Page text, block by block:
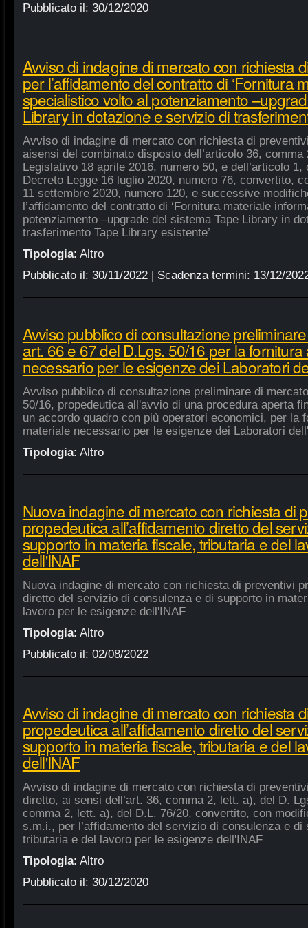
Pubblicato il: 30/12/2020
Avviso di indagine di mercato con richiesta
per l’affidamento del contratto di ‘Fornitura
specialistico volto al potenziamento
Library in dotazione e servizio di
Avviso di indagine di mercato con richiesta di
aisensi del combinato disposto dell’articolo 36,
Legislativo 18 aprile 2016, numero 50, e dell’articolo
Decreto Legge 16 luglio 2020, numero 76, convertito,
11 settembre 2020, numero 120, e successive
l’affidamento del contratto di ‘Fornitura materiale
potenziamento –upgrade del sistema Tape Library in
trasferimento Tape Library esistente’
Tipologia: Altro
Pubblicato il: 30/11/2022| Scadenza termini: 13/12/
Avviso pubblico di consultazione
art. 66 e 67 del D.Lgs. 50/16 per la
necessario per le esigenze dei Laboratori
Avviso pubblico di consultazione preliminare di
50/16, propedeutica all'avvio di una procedura aperta
un accordo quadro con più operatori economici, per la
materiale necessario per le esigenze dei Laboratori
Tipologia: Altro
Nuova indagine di mercato con richiesta di
propedeutica all’affidamento diretto del
supporto in materia fiscale, tributaria e del
dell'INAF
Nuova indagine di mercato con richiesta di preventivi
diretto del servizio di consulenza e di supporto in
lavoro per le esigenze dell'INAF
Tipologia: Altro
Pubblicato il: 02/08/2022
Avviso di indagine di mercato con richiesta
propedeutica all’affidamento diretto del
supporto in materia fiscale, tributaria e del
dell'INAF
Avviso di indagine di mercato con richiesta di
diretto, ai sensi dell’art. 36, comma 2, lett. a), del D.
comma 2, lett. a), del D.L. 76/20, convertito, con
s.m.i., per l’affidamento del servizio di consulenza e
tributaria e del lavoro per le esigenze dell'INAF
Tipologia: Altro
Pubblicato il: 30/12/2020